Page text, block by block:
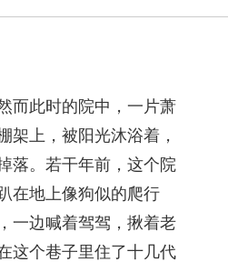
而此时的院中，一片萧
架上，被阳光沐浴着，
落。若干年前，这个院
在地上像狗似的爬行
一边喊着驾驾，揪着老
这个巷子里住了十几代